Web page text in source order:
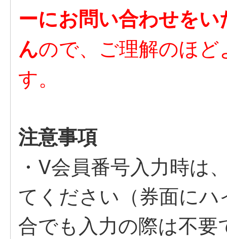
ーにお問い合わせを
んので、ご理解のほ
す。
注意事項
・V会員番号入力時は
てください（券面に
合でも入力の際は不要